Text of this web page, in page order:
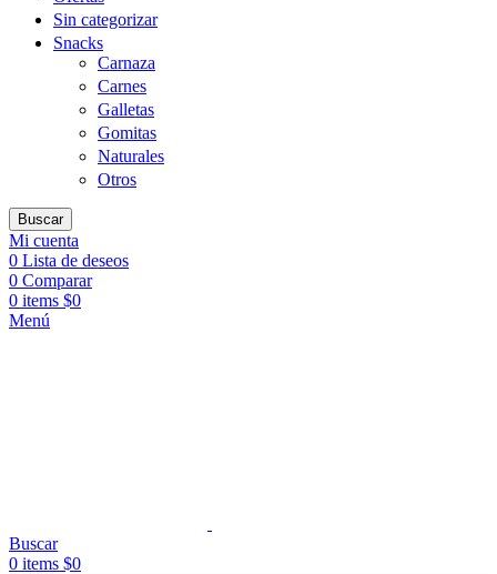
Sin categorizar
Snacks
Carnaza
Carnes
Galletas
Gomitas
Naturales
Otros
Buscar
Mi cuenta
0 Lista de deseos
0 Comparar
0 items $0
Menú
Buscar
0 items $0